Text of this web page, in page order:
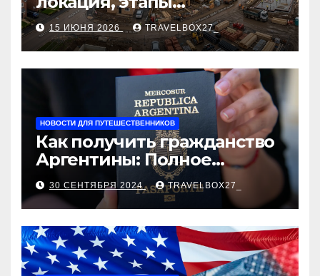
строительства, проверка
застройщика, сценарии
оформления сделки и
рыночные ориентиры
15 ИЮНЯ 2026 TRAVELBOX27_
НОВОСТИ ДЛЯ ПУТЕШЕСТВЕННИКОВ
Как получить гражданство
Аргентины: Полное
руководство
30 СЕНТЯБРЯ 2024 TRAVELBOX27_